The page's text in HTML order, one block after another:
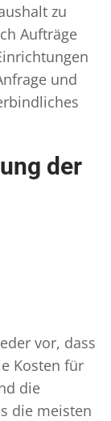
zu
Aufträge
und
der
vor, dass
Kosten für
die
die meisten